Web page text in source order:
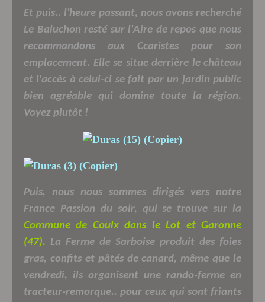
Et puis.. l'heure passant, nous avons recherché
Le Baluchon resté sur l'Aire de repos que nous
recommandons aux Ccaristes pour son
emplacement. Elle se situe derrière le château
et l'accès à celui-ci se fait par un jardin public
bien agréable qui domine toute la région.
Voyez plutôt !
Puis, nous nous sommes dirigés vers notre
France Passion du soir, qui se trouve sur la
Commune de Coulx dans le Lot et Garonne
(47). La Ferme de Sarboise produit des foies
gras, confits et pâtés de canard, même que le
vendredi, ils organisent une rando-ferme en
tracteur-remorque.. pour ceux qui sont friants